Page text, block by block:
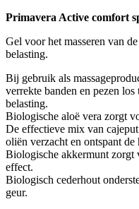
Primavera Active comfort
Gel voor het masseren van
belasting.
Bij gebruik als
verrekte banden en pezen
belasting.
Biologische aloë vera zorgt
De effectieve mix van
oliën verzacht en ontspant de
Biologische akkermunt zorgt
effect.
Biologisch cederhout
geur.